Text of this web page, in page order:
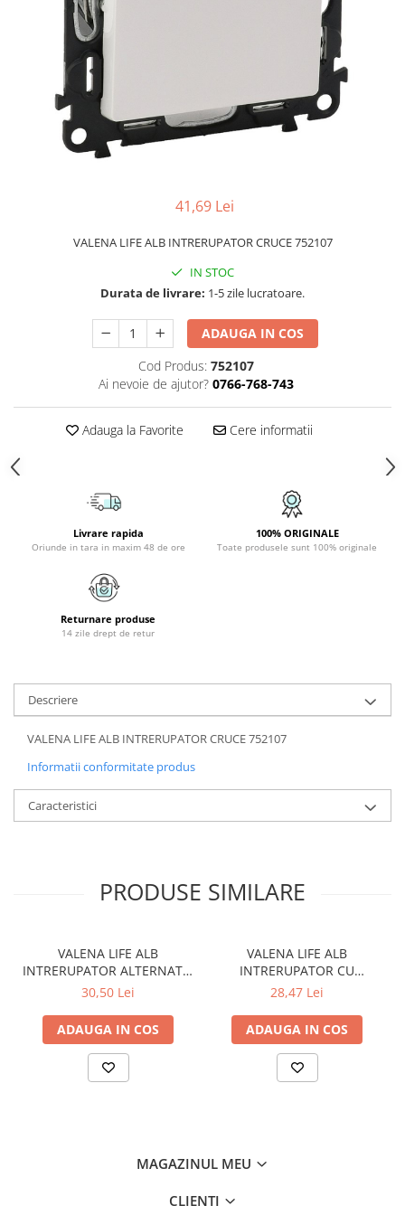
PLAFONIERE MODERNE
VEIOZE MODERNE
LAMPADARE MODERNE
SUSPENSII CU LED
APLICE CU LED
PLAFONIERE CU LED
SUSPENSII VINTAGE
ACCESORII & CABLU VINTAGE
LAMPI BAIE
LAMPADARE CRISTAL
VEIOZA VINTAGE
41,69 Lei
VALENA LIFE ALB INTRERUPATOR CRUCE 752107
IN STOC
Durata de livrare: 1-5 zile lucratoare.
ADAUGA IN COS
Cod Produs: 752107
Ai nevoie de ajutor? 0766-768-743
Adauga la Favorite Cere informatii
Livrare rapida
Oriunde in tara in maxim 48 de ore
100% ORIGINALE
Toate produsele sunt 100% originale
Returnare produse
14 zile drept de retur
Descriere
VALENA LIFE ALB INTRERUPATOR CRUCE 752107
Informatii conformitate produs
Caracteristici
PRODUSE SIMILARE
VALENA LIFE ALB
INTRERUPATOR ALTERNATIV
752106
30,50 Lei
ADAUGA IN COS
VALENA LIFE ALB
INTRERUPATOR CU
REVENIRE 752111
28,47 Lei
ADAUGA IN COS
MAGAZINUL MEU
CLIENTI